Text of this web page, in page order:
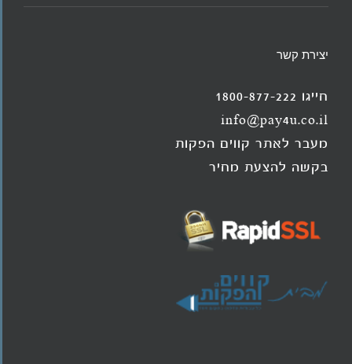
יצירת קשר
חייגו 1800-877-222
info@pay4u.co.il
מעבר לאתר קווים הפקות
בקשה להצעת מחיר